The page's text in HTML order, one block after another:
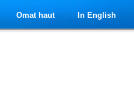
Omat haut In English